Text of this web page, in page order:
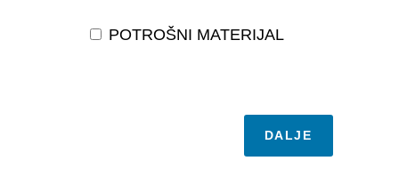
POTROŠNI MATERIJAL
DALJE